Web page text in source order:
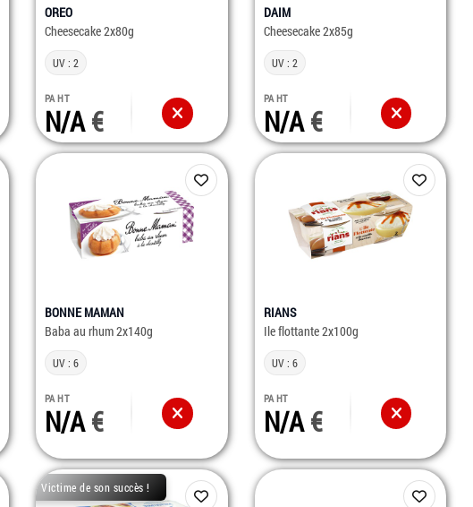
OREO
Cheesecake 2x80g
UV : 2
PA HT
N/A
DAIM
Cheesecake 2x85g
UV : 2
PA HT
N/A
BONNE MAMAN
Baba au rhum 2x140g
UV : 6
PA HT
N/A
RIANS
Ile flottante 2x100g
UV : 6
PA HT
N/A
Victime de son succès !